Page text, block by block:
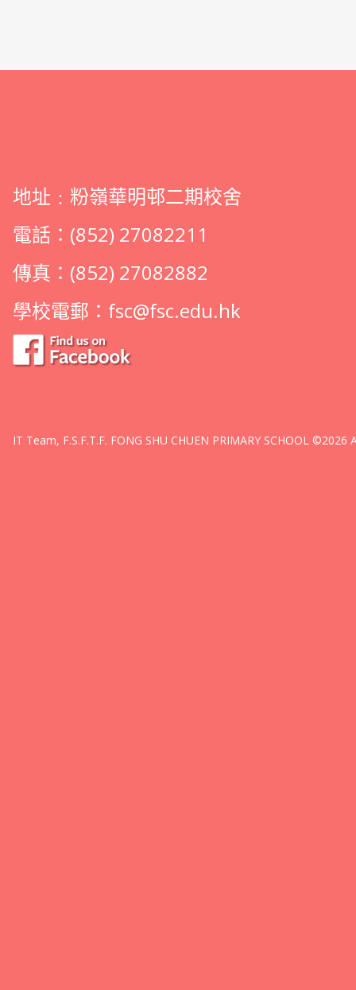
地址﹕粉嶺華明邨二期校舍
電話：(852) 27082211
傳真：(852) 27082882
學校電郵： fsc@fsc.edu.hk
IT Team, F.S.F.T.F. FONG SHU CHUEN PRIMARY SCHOOL ©2026